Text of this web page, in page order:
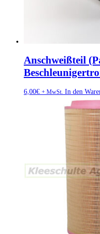
Anschweißteil
6,00€ + MwSt. In den